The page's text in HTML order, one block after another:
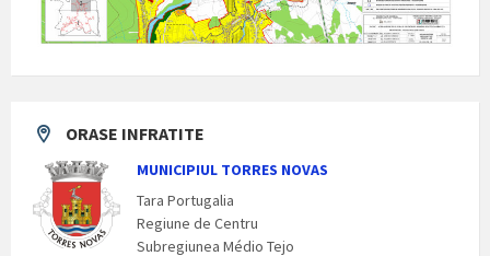
ORASE INFRATITE
MUNICIPIUL TORRES NOVAS
Tara Portugalia
Regiune de Centru
Subregiunea Médio Tejo